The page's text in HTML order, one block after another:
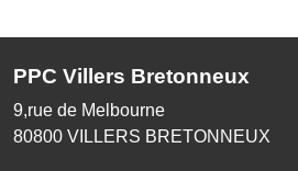
PPC Villers Bretonneux
9,rue de Melbourne
80800 VILLERS BRETONNEUX